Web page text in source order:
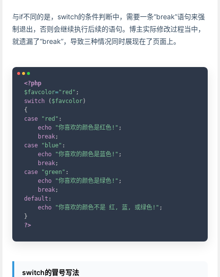
与if不同的是，switch的条件判断中，需要一条“break”语句来强
制退出，否则会继续执行后续的语句。博主实际修改过程当中，
就遗漏了“break”，导致三种情况同时展现在了页面上。
<?php
$favcolor="red" ;
switch
( $favcolor)
{
case
"red" :
echo
"你喜欢的颜色是红色!" ;
break;
case
"blue" :
echo
"你喜欢的颜色是蓝色!" ;
break;
case
"green" :
echo
"你喜欢的颜色是绿色!" ;
break;
default :
echo
"你喜欢的颜色不是 红, 蓝, 或绿色!" ;
}
?>
switch的冒号写法